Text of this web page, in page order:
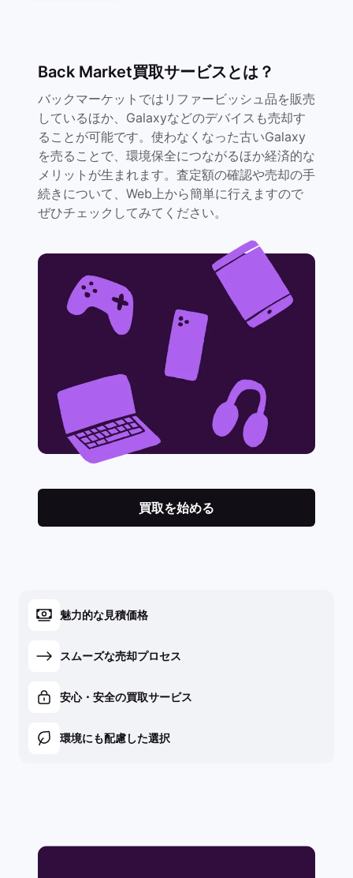
Back Market買取サービスとは？
バックマーケットではリファービッシュ品を販売
しているほか、Galaxyなどのデバイスも売却す
ることが可能です。使わなくなった古いGalaxy
を売ることで、環境保全につながるほか経済的な
メリットが生まれます。査定額の確認や売却の手
続きについて、Web上から簡単に行えますので
ぜひチェックしてみてください。
買取を始める
魅力的な見積価格
スムーズな売却プロセス
安心・安全の買取サービス
環境にも配慮した選択